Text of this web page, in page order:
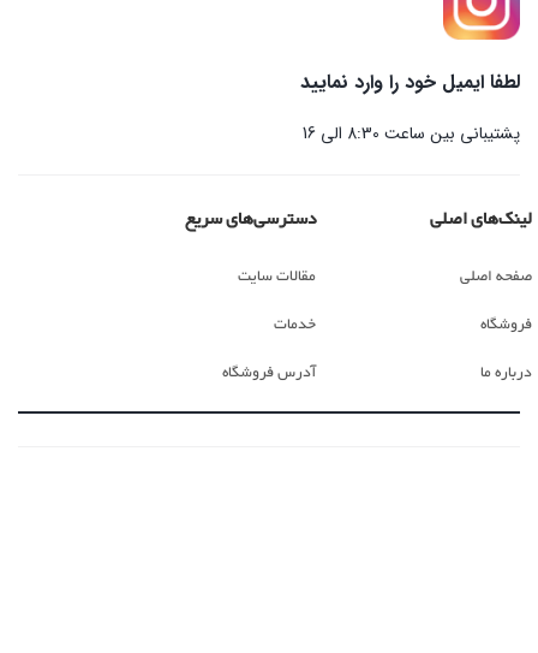
لطفا ایمیل خود را وارد نمایید
پشتیبانی بین ساعت 8:30 الی 16
لینک‌های اصلی
صفحه اصلی
فروشگاه
درباره ما
دسترسی‌های سریع
مقالات سایت
خدمات
آدرس فروشگاه